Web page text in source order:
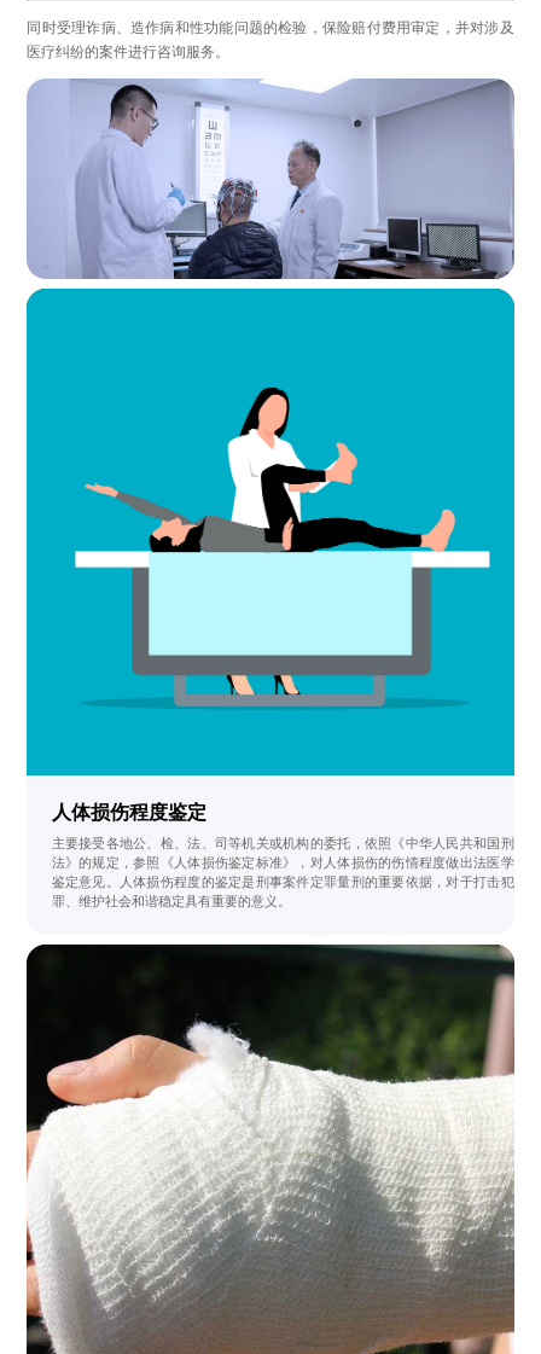
同时受理诈病、造作病和性功能问题的检验，保险赔付费用审定，并对涉及
医疗纠纷的案件进行咨询服务。
人体损伤程度鉴定
主要接受各地公、检、法、司等机关或机构的委托，依照《中华人民共和国刑
法》的规定，参照《人体损伤鉴定标准》，对人体损伤的伤情程度做出法医学
鉴定意见。人体损伤程度的鉴定是刑事案件定罪量刑的重要依据，对于打击犯
罪、维护社会和谐稳定具有重要的意义。